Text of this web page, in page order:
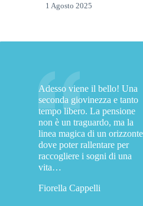
1 Agosto 2025
Adesso viene il bello! Una
seconda giovinezza e tanto
tempo libero. La pensione
non è un traguardo, ma la
linea magica di un orizzonte
dove poter rallentare per
raccogliere i sogni di una
vita…
Fiorella Cappelli